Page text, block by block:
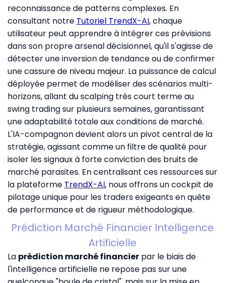
reconnaissance de patterns complexes. En
consultant notre Tutoriel TrendX-AI, chaque
utilisateur peut apprendre à intégrer ces prévisions
dans son propre arsenal décisionnel, qu'il s'agisse de
détecter une inversion de tendance ou de confirmer
une cassure de niveau majeur. La puissance de calcul
déployée permet de modéliser des scénarios multi-
horizons, allant du scalping très court terme au
swing trading sur plusieurs semaines, garantissant
une adaptabilité totale aux conditions de marché.
L'IA-compagnon devient alors un pivot central de la
stratégie, agissant comme un filtre de qualité pour
isoler les signaux à forte conviction des bruits de
marché parasites. En centralisant ces ressources sur
la plateforme TrendX-AI, nous offrons un cockpit de
pilotage unique pour les traders exigeants en quête
de performance et de rigueur méthodologique.
Prédiction Marché Financier Intelligence
Artificielle
La prédiction marché financier par le biais de
l'intelligence artificielle ne repose pas sur une